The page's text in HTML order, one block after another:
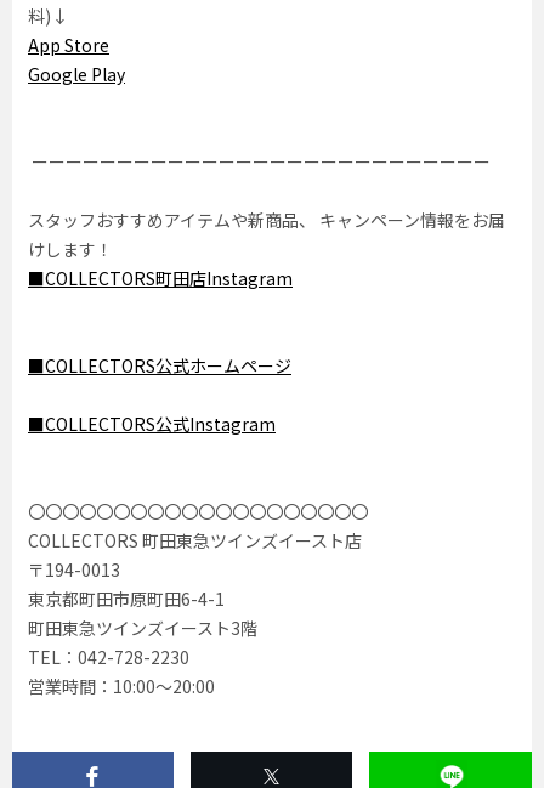
料)↓
App Store
Google Play
ーーーーーーーーーーーーーーーーーーーーーーーーーーー
スタッフおすすめアイテムや新商品、 キャンペーン情報をお届
けします！
■COLLECTORS町田店Instagram
■COLLECTORS公式ホームページ
■COLLECTORS公式Instagram
〇〇〇〇〇〇〇〇〇〇〇〇〇〇〇〇〇〇〇〇
COLLECTORS 町田東急ツインズイースト店
〒194-0013
東京都町田市原町田6-4-1
町田東急ツインズイースト3階
TEL：042-728-2230
営業時間：10:00〜20:00